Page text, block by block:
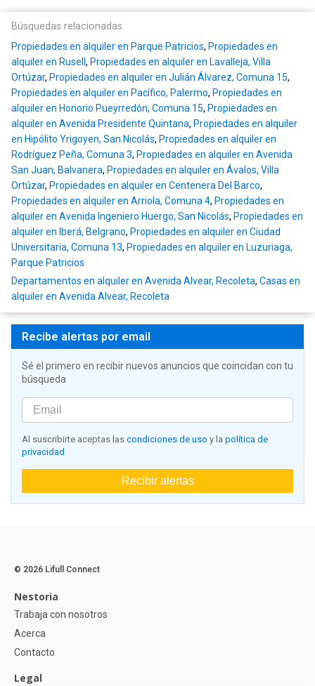
Búsquedas relacionadas
Propiedades en alquiler en Parque Patricios, Propiedades en
alquiler en Rusell , Propiedades en alquiler en Lavalleja, Villa
Ortúzar, Propiedades en alquiler en Julián Álvarez, Comuna 15,
Propiedades en alquiler en Pacífico, Palermo, Propiedades en
alquiler en Honorio Pueyrredón, Comuna 15, Propiedades en
alquiler en Avenida Presidente Quintana, Propiedades en alquiler
en Hipólito Yrigoyen, San Nicolás, Propiedades en alquiler en
Rodríguez Peña, Comuna 3, Propiedades en alquiler en Avenida
San Juan, Balvanera, Propiedades en alquiler en Ávalos, Villa
Ortúzar, Propiedades en alquiler en Centenera Del Barco,
Propiedades en alquiler en Arriola, Comuna 4, Propiedades en
alquiler en Avenida Ingeniero Huergo, San Nicolás, Propiedades en
alquiler en Iberá, Belgrano, Propiedades en alquiler en Ciudad
Universitaria, Comuna 13, Propiedades en alquiler en Luzuriaga,
Parque Patricios
Departamentos en alquiler en Avenida Alvear, Recoleta, Casas en
alquiler en Avenida Alvear, Recoleta
Recibe alertas por email
Sé el primero en recibir nuevos anuncios que coincidan con tu
búsqueda
Al suscribirte aceptas las condiciones de uso y la política de
privacidad
Recibir alertas
© 2026 Lifull Connect
Nestoria
Trabaja con nosotros
Acerca
Contacto
Legal